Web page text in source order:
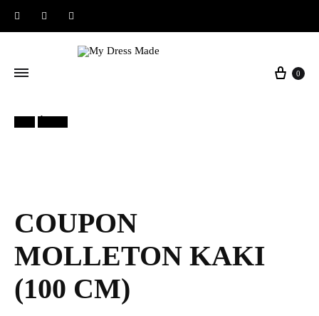
InstagramFacebook
0
COUPON
MOLLETON KAKI
(100 CM)